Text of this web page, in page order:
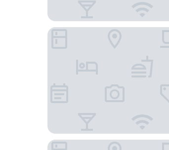
安心御宿 Tokyo Woman 新宿荻窪店
東京京王廣場飯店